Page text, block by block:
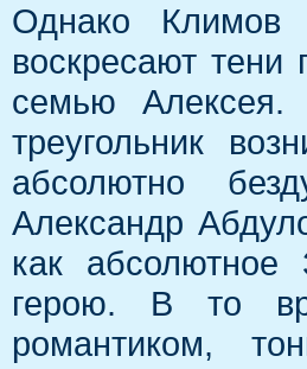
Однако
воскресают
семью Алексея.
треугольник
абсолютно
Александр
как абсолютное
герою. В то
романтиком,